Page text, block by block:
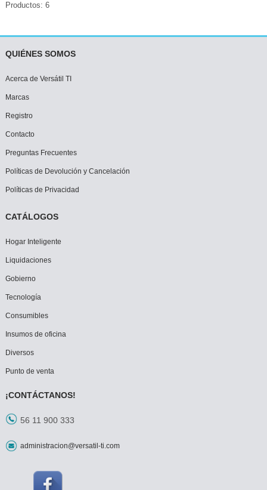
Productos: 6
QUIÉNES SOMOS
Acerca de Versátil TI
Marcas
Registro
Contacto
Preguntas Frecuentes
Políticas de Devolución y Cancelación
Políticas de Privacidad
CATÁLOGOS
Hogar Inteligente
Liquidaciones
Gobierno
Tecnología
Consumibles
Insumos de oficina
Diversos
Punto de venta
¡CONTÁCTANOS!
56 11 900 333
administracion@versatil-ti.com